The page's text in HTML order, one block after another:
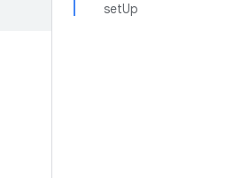
setUp